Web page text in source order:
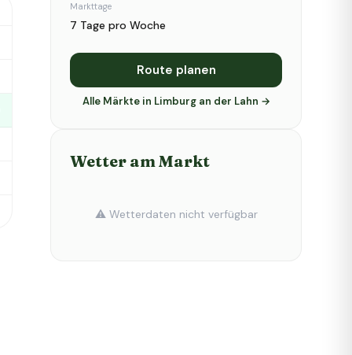
Markttage
7 Tage pro Woche
Route planen
Alle Märkte in Limburg an der Lahn →
Wetter am Markt
⚠️ Wetterdaten nicht verfügbar